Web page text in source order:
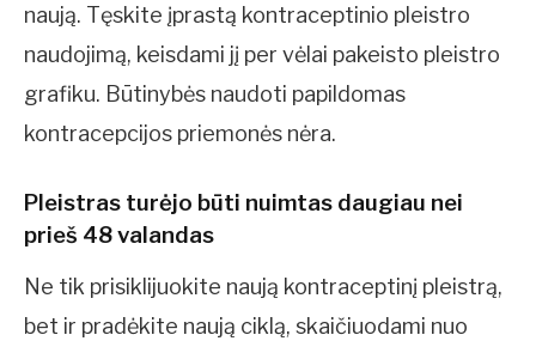
naują. Tęskite įprastą kontraceptinio pleistro
naudojimą, keisdami jį per vėlai pakeisto pleistro
grafiku. Būtinybės naudoti papildomas
kontracepcijos priemonės nėra.
Pleistras turėjo būti nuimtas daugiau nei
prieš 48 valandas
Ne tik prisiklijuokite naują kontraceptinį pleistrą,
bet ir pradėkite naują ciklą, skaičiuodami nuo